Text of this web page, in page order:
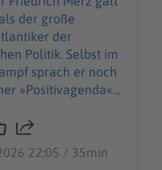
Ende des
der große
der
Politik. Selbst im
sprach er noch
»Positivagenda«
Freihandel,
kaum etwas
22:05 / 35min